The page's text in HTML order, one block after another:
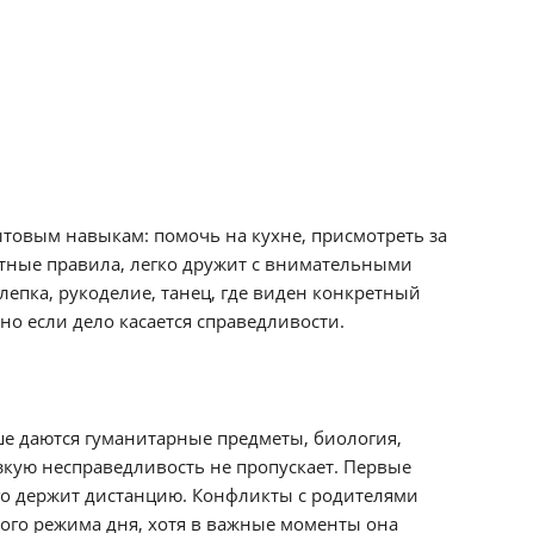
навыкам: помочь на кухне, присмотреть за
правила, легко дружит с внимательными
рукоделие, танец, где виден конкретный
если дело касается справедливости.
даются гуманитарные предметы, биология,
несправедливость не пропускает. Первые
держит дистанцию. Конфликты с родителями
режима дня, хотя в важные моменты она